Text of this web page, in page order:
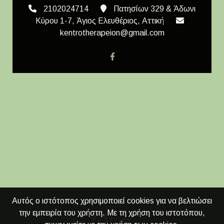
2102024714
Πατησίων 329 & Άδωνι
Κύρου 1-7, Άγιος Ελευθέριος, Αττική
kentrotherapeion@gmail.com
Αυτός ο ιστότοπος χρησιμοποιεί cookies για να βελτιώσει
την εμπειρία του χρήστη. Με τη χρήση του ιστοτόπου,